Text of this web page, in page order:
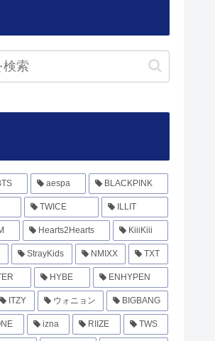
aespa BLACKPINK
TWICE ILLIT
Hearts2Hearts KiiiKiii
StrayKids NMIXX TXT
HYBE ENHYPEN
ITZY ウォニョン BIGBANG
izna RIIZE TWS